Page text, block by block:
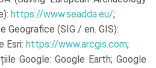
https://www.seadda.eu/;
(SIG / en. GIS):
https://www.arcgis.com;
Google Earth; Google